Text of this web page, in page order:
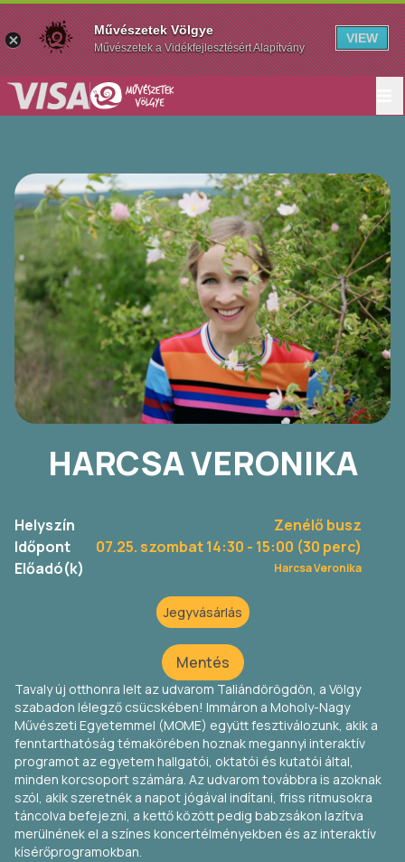
HARCSA VERONIKA
Helyszín
Zenélő busz
Időpont
07.25. szombat 14:30 - 15:00 (30 perc)
Előadó(k)
Harcsa Veronika
Jegyvásárlás
Mentés
Tavaly új otthonra lelt az udvarom Taliándörögdön, a Völgy
szabadon lélegző csücskében! Immáron a Moholy-Nagy
Művészeti Egyetemmel (MOME) együtt fesztiválozunk, akik a
fenntarthatóság témakörében hoznak megannyi interaktív
programot az egyetem hallgatói, oktatói és kutatói által,
minden korcsoport számára. Az udvarom továbbra is azoknak
szól, akik szeretnék a napot jógával indítani, friss ritmusokra
táncolva befejezni, a kettő között pedig babzsákon lazítva
merülnének el a színes koncertélményekben és az interaktív
kísérőprogramokban.
Művészetek Völgye
Művészetek a Vidékfejlesztésért Alapítvány
VIEW